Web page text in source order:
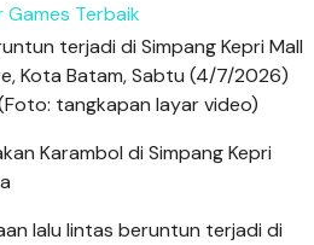
Games Terbaik
terjadi di Simpang Kepri Mall
Kota Batam, Sabtu (4/7/2026)
tangkapan layar video)
Karambol di Simpang Kepri
lalu lintas beruntun terjadi di